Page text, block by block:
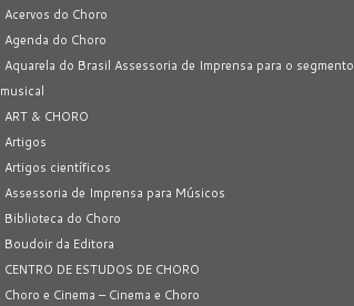
Acervos do Choro
Agenda do Choro
Aquarela do Brasil Assessoria de Imprensa para o segmento
musical
ART & CHORO
Artigos
Artigos científicos
Assessoria de Imprensa para Músicos
Biblioteca do Choro
Boudoir da Editora
CENTRO DE ESTUDOS DE CHORO
Choro e Cinema – Cinema e Choro